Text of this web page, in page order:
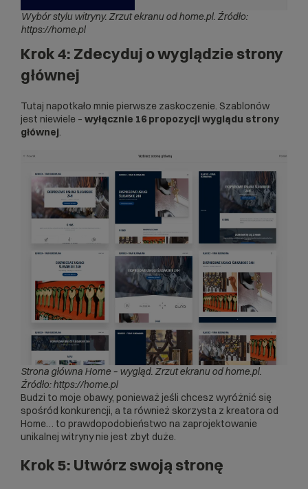
Wybór stylu witryny. Zrzut ekranu od home.pl. Źródło:
https://home.pl
Krok 4: Zdecyduj o wyglądzie strony
głównej
Tutaj napotkało mnie pierwsze zaskoczenie. Szablonów
jest niewiele – wyłącznie 16 propozycji wyglądu strony
głównej.
Strona główna Home – wygląd. Zrzut ekranu od home.pl.
Źródło: https://home.pl
Budzi to moje obawy, ponieważ jeśli chcesz wyróżnić się
spośród konkurencji, a ta również skorzysta z kreatora od
Home… to prawdopodobieństwo na zaprojektowanie
unikalnej witryny nie jest zbyt duże.
Krok 5: Utwórz swoją stronę